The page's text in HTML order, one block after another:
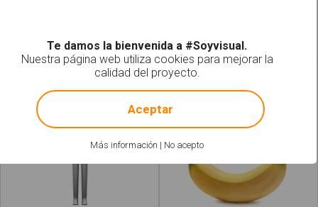
acerca
Leer más
Te damos la bienvenida a #Soyvisual.
Nuestra página web utiliza cookies para mejorar la
calidad del proyecto.
Más información | No acepto
! Not valid!
Aceptar